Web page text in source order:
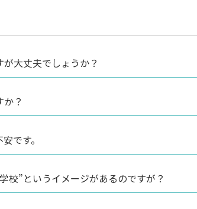
大丈夫でしょうか？
？
です。
校”というイメージがあるのですが？